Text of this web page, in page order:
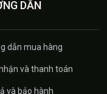
DẪN
dẫn mua hàng
và thanh toán
và bảo hành